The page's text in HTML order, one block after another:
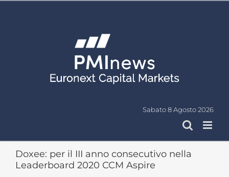
Sabato 8 Agosto 2026
Doxee: per il III anno consecutivo nella
Leaderboard 2020 CCM Aspire